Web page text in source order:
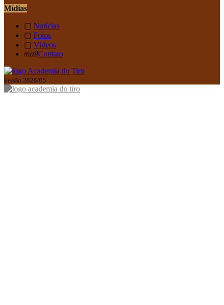
Mídias
▢ Notícias
▢ Fotos
▢ Vídeos
mailContato
versão 2026/05